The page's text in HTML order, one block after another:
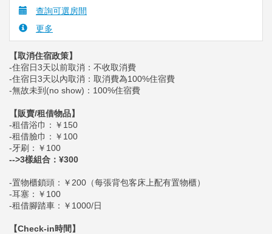
查詢可選房間
更多
【取消住宿政策】
-住宿日3天以前取消：不收取消費
-住宿日3天以內取消：取消費為100%住宿費
-無故未到(no show)：100%住宿費
【販賣/租借物品】
-租借浴巾：￥150
-租借臉巾：￥100
-牙刷：￥100
-->3樣組合：¥300
-置物櫃鎖頭：￥200（每張背包客床上配有置物櫃）
-耳塞：￥100
-租借腳踏車：￥1000/日
【Check-in時間】